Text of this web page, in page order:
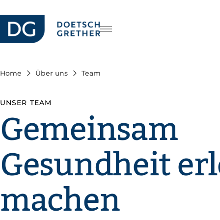
Karriere
EN
Home Über uns Team
UNSER TEAM
Gemeinsam
Gesundheit
machen